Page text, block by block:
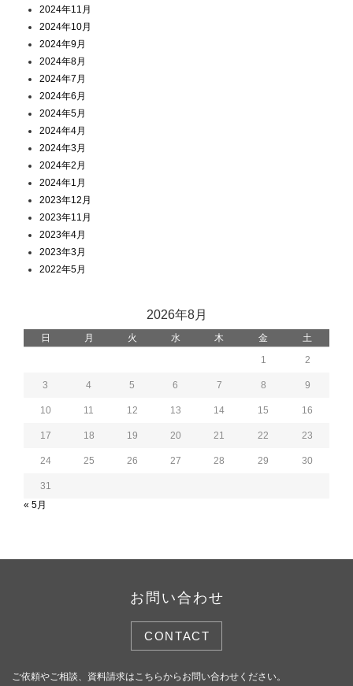
2024年11月
2024年10月
2024年9月
2024年8月
2024年7月
2024年6月
2024年5月
2024年4月
2024年3月
2024年2月
2024年1月
2023年12月
2023年11月
2023年4月
2023年3月
2022年5月
2026年8月
日 月 火 水 木 金
土
1
2
3 4 5 6 7 8 9
10 11 12 13 14 15 16
17 18 19 20 21 22 23
24 25 26 27 28 29 30
31
« 5月
お問い合わせ
CONTACT
ご依頼やご相談、資料請求はこちらからお問い合わせください。